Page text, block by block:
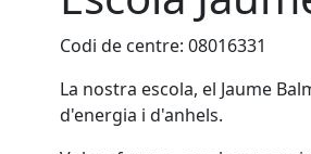
Codi de centre: 08016331
La nostra escola, el Jaume
d'energia i d'anhels.